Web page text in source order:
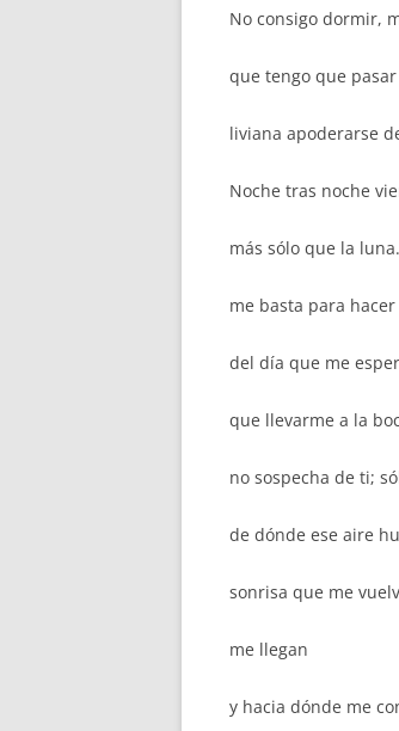
No consigo dormir,
que tengo que
liviana apoderarse
Noche tras noche
más sólo que la
me basta para
del día que me
que llevarme a la
no sospecha de ti;
de dónde ese aire
sonrisa que me
me llegan
y hacia dónde me